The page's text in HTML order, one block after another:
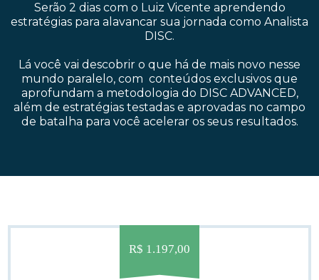
Serão 2 dias com o Luiz Vicente aprendendo
estratégias para alavancar sua jornada como Analista
DISC.
Lá você vai descobrir o que há de mais novo nesse
mundo paralelo, com conteúdos exclusivos que
aprofundam a metodologia do DISC ADVANCED,
além de estratégias testadas e aprovadas no campo
de batalha para você acelerar os seus resultados.
R$ 1.197,00